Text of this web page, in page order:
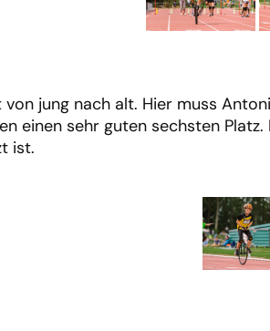
jung nach alt. Hier muss
einen sehr guten sechsten
ist.